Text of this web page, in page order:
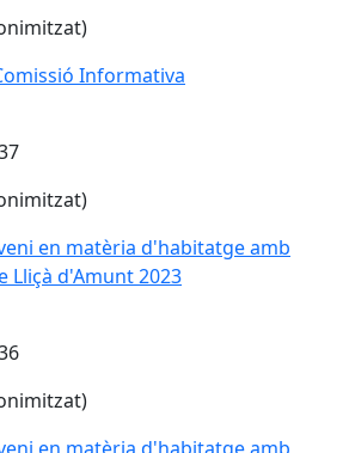
Informativa
en matèria d'habitatge amb
Lliçà d'Amunt 2023